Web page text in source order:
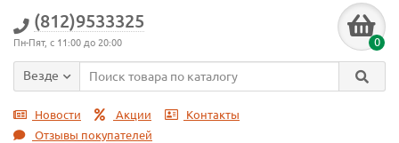
(812)9533325
Пн-Пят, с 11:00 до 20:00 0
Везде
Новости Акции
Контакты
Отзывы покупателей